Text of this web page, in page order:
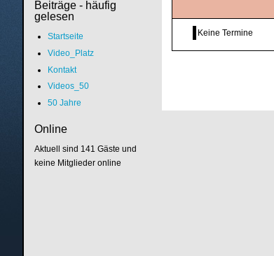
Keine Termine
Beiträge - häufig
gelesen
Startseite
Video_Platz
Kontakt
Videos_50
50 Jahre
Online
Aktuell sind 141 Gäste und
keine Mitglieder online